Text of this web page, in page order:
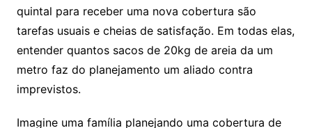
quintal para receber uma nova cobertura são
tarefas usuais e cheias de satisfação. Em todas elas,
entender quantos sacos de 20kg de areia da um
metro faz do planejamento um aliado contra
imprevistos.
Imagine uma família planejando uma cobertura de